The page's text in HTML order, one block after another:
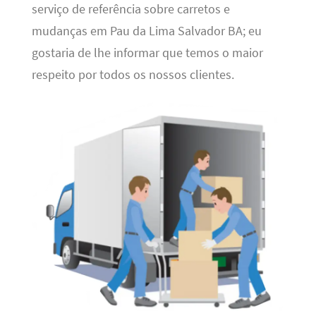
serviço de referência sobre carretos e
mudanças em Pau da Lima Salvador BA; eu
gostaria de lhe informar que temos o maior
respeito por todos os nossos clientes.